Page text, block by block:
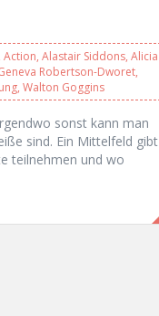
Action, Alastair Siddons, Alicia
Robertson-Dworet,
, Walton Goggins
sonst kann man
sind. Ein Mittelfeld gibt
teilnehmen und wo